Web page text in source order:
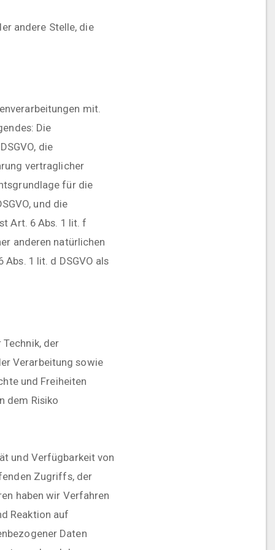
andere Stelle, die
mit.
Die
die
vertraglicher
für die
und die
Art. 6 Abs. 1 lit. f
anderen natürlichen
1 lit. d DSGVO als
der
Verarbeitung sowie
und Freiheiten
dem Risiko
und Verfügbarkeit von
Zugriffs, der
haben wir Verfahren
Reaktion auf
Daten